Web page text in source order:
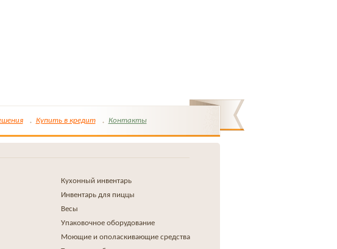
Купить в кредит Контакты
Кухонный инвентарь
Инвентарь для пиццы
Весы
Упаковочное оборудование
Моющие и ополаскивающие средства